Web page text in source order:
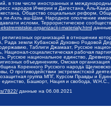
в том числе иностранных и
народов Ичкерии и Дагестана, Аль-
Общество социальных реформ,
ли-Ахль аш-Шам, Народное ополчение
исломи, Террористическое
organizacii-i-materialy.html
организаций в отношении
Рада земли Кубанской Духовно Родовой
Таблиги Джамаат, Русское
Национал-социалистическая рабочая
Русское национальное единство,
объединениях, Омская
Коренного Русского народа
О противодействии экстремистской
группа МПГ, Курсом Правды и
единство, Башкорт, Нация и свобода,
7822/ данные на 06.08.2021